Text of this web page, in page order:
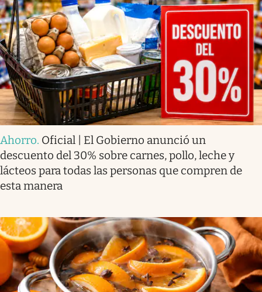
Ahorro. Oficial | El Gobierno anunció un
descuento del 30% sobre carnes, pollo, leche y
lácteos para todas las personas que compren de
esta manera